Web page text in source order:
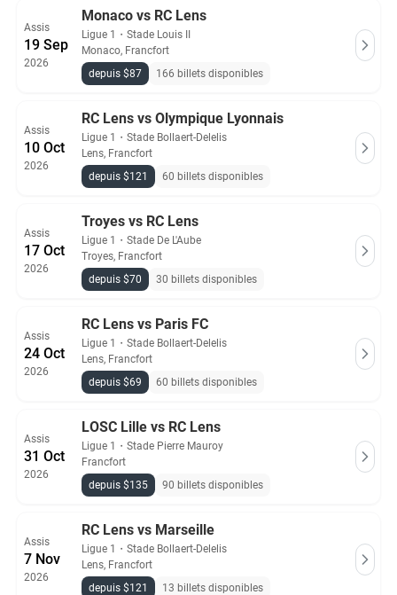
Assis
19 Sep
2026
Monaco vs RC Lens
Ligue 1 ・ Stade Louis II
Monaco, Francfort
depuis $87
166 billets disponibles
Assis
10 Oct
2026
RC Lens vs Olympique Lyonnais
Ligue 1 ・ Stade Bollaert-Delelis
Lens, Francfort
depuis $121
60 billets disponibles
Assis
17 Oct
2026
Troyes vs RC Lens
Ligue 1 ・ Stade De L'Aube
Troyes, Francfort
depuis $70
30 billets disponibles
Assis
24 Oct
2026
RC Lens vs Paris FC
Ligue 1 ・ Stade Bollaert-Delelis
Lens, Francfort
depuis $69
60 billets disponibles
Assis
31 Oct
2026
LOSC Lille vs RC Lens
Ligue 1 ・ Stade Pierre Mauroy
Francfort
depuis $135
90 billets disponibles
Assis
7 Nov
2026
RC Lens vs Marseille
Ligue 1 ・ Stade Bollaert-Delelis
Lens, Francfort
depuis $121
13 billets disponibles